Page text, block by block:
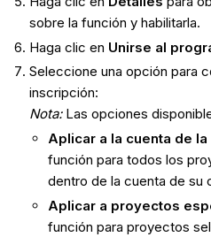
sobre la función y habilitarla.
Haga clic en Unirse al
Seleccione una opción para
inscripción:
Nota:Las opciones
Aplicar a la cuenta de
función para todos los
dentro de la cuenta de su
Aplicar a proyectos
función para proyectos